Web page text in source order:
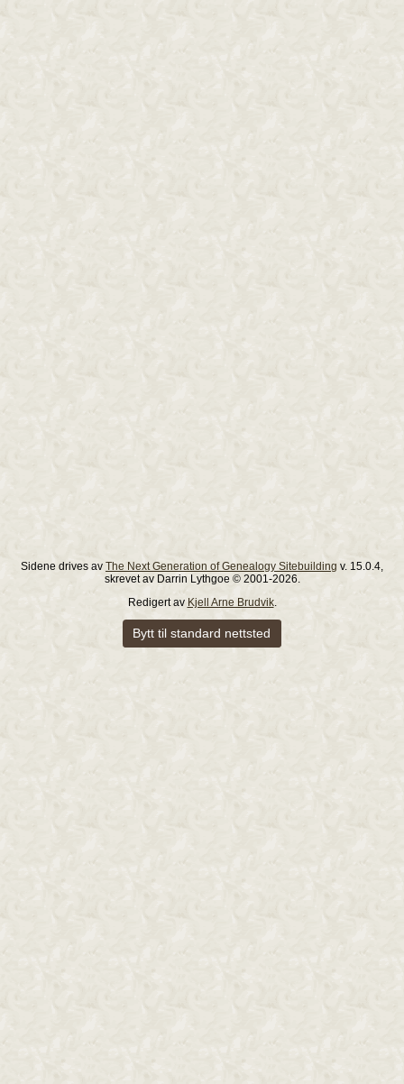
Sidene drives av The Next Generation of Genealogy Sitebuilding v. 15.0.4,
skrevet av Darrin Lythgoe © 2001-2026.
Redigert av Kjell Arne Brudvik.
Bytt til standard nettsted